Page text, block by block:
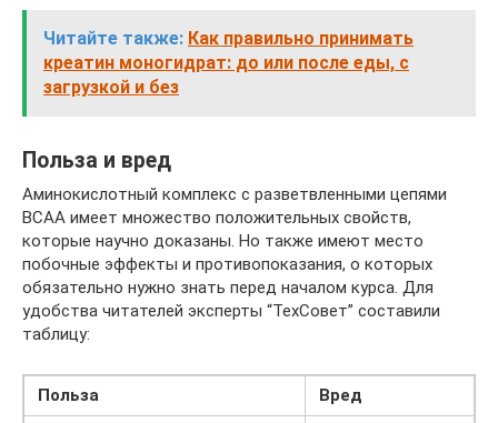
Читайте также: Как правильно принимать
креатин моногидрат: до или после еды, с
загрузкой и без
Польза и вред
Аминокислотный комплекс с разветвленными цепями
ВСАА имеет множество положительных свойств,
которые научно доказаны. Но также имеют место
побочные эффекты и противопоказания, о которых
обязательно нужно знать перед началом курса. Для
удобства читателей эксперты “ТехСовет” составили
таблицу:
Польза
Вред